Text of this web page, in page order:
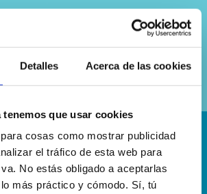
Detalles Acerca de las cookies
que usar cookies
cosas como mostrar publicidad
el tráfico de esta web para
No estás obligado a aceptarlas
más práctico y cómodo. Sí, tú
política de